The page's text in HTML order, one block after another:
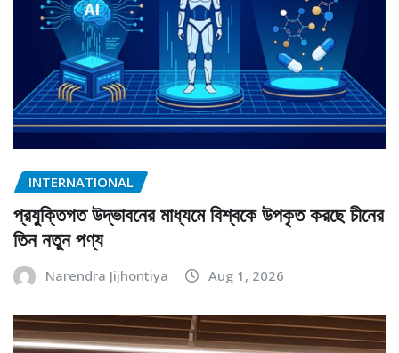
INTERNATIONAL
প্রযুক্তিগত উদ্ভাবনের মাধ্যমে বিশ্বকে উপকৃত করছে চীনের
তিন নতুন পণ্য
Narendra Jijhontiya Aug 1, 2026